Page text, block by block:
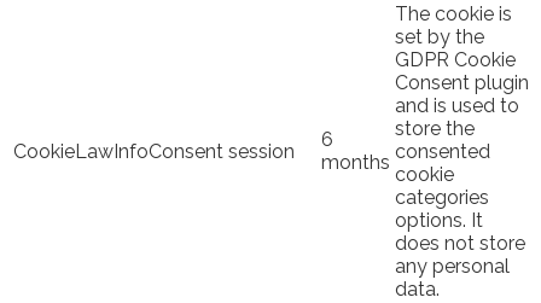
CookieLawInfoConsent session
6
months
The cookie is
set by the
GDPR Cookie
Consent plugin
and is used to
store the
consented
cookie
categories
options. It
does not store
any personal
data.